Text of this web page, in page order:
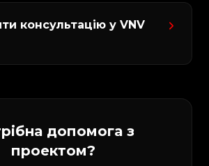
консультацію у VNV
допомога з
проектом?